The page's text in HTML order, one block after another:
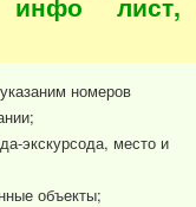
номеров
экскурсода, место и
объекты;